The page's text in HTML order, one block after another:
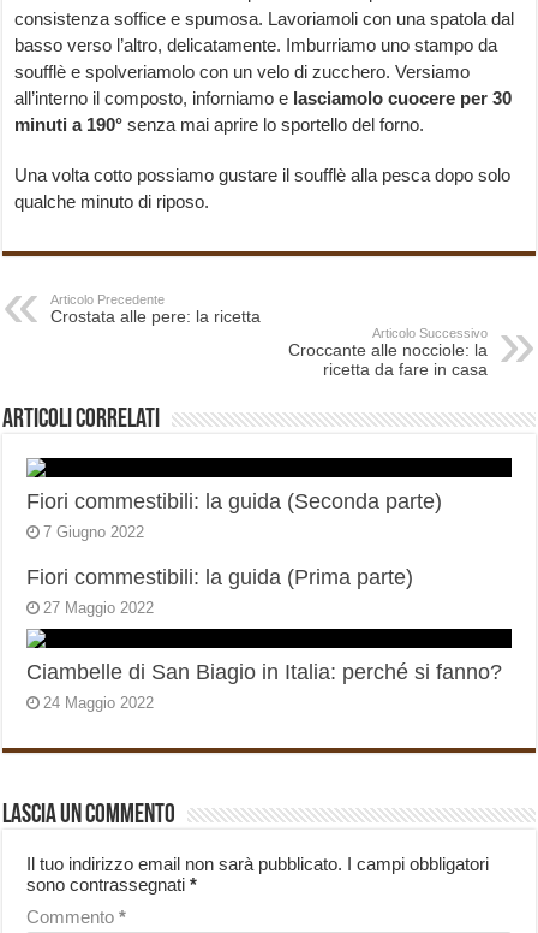
consistenza soffice e spumosa. Lavoriamoli con una spatola dal
basso verso l’altro, delicatamente. Imburriamo uno stampo da
soufflè e spolveriamolo con un velo di zucchero. Versiamo
all’interno il composto, inforniamo e lasciamolo cuocere per 30
minuti a 190° senza mai aprire lo sportello del forno.
Una volta cotto possiamo gustare il soufflè alla pesca dopo solo
qualche minuto di riposo.
Articolo Precedente
Crostata alle pere: la ricetta
Articolo Successivo
Croccante alle nocciole: la
ricetta da fare in casa
Articoli correlati
Fiori commestibili: la guida (Seconda parte)
7 Giugno 2022
Fiori commestibili: la guida (Prima parte)
27 Maggio 2022
Ciambelle di San Biagio in Italia: perché si fanno?
24 Maggio 2022
Lascia un commento
Il tuo indirizzo email non sarà pubblicato. I campi obbligatori
sono contrassegnati*
Commento*